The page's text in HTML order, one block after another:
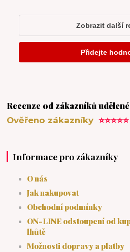
Recenze od zákazníků
Ověřeno zákazníky⭐⭐⭐⭐⭐
Informace pro zákazníky
O nás
Jak nakupovat
Obchodní podmínky
ON-LINE odstoupení od
lhůtě
Možnosti dopravy a platby